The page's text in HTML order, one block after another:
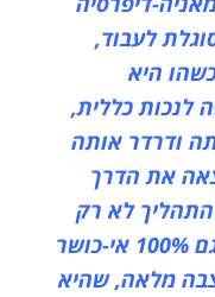
לעבוד,
היא
לנכות כללית,
אותה ודרדר אותה
את הדרך
התהליך לא רק
שהוכרו לה 84% נכות, אלא גם 100% אי-כושר
מלאה, שהיא